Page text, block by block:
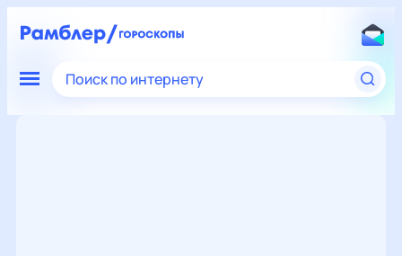
Поиск по интернету